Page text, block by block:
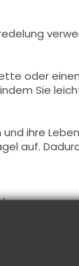
oder
Sie
ihre
auf.
) oder dass
zu